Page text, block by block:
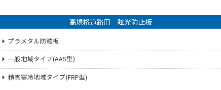
高規格道路用 眩光防止板
プラメタル防眩板
一般地域タイプ(AAS型)
積雪寒冷地域タイプ(FRP型)